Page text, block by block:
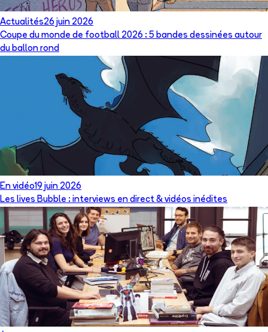
Actualités26 juin 2026
Coupe du monde de football 2026 : 5 bandes dessinées autour
du ballon rond
En vidéo19 juin 2026
Les lives Bubble : interviews en direct & vidéos inédites